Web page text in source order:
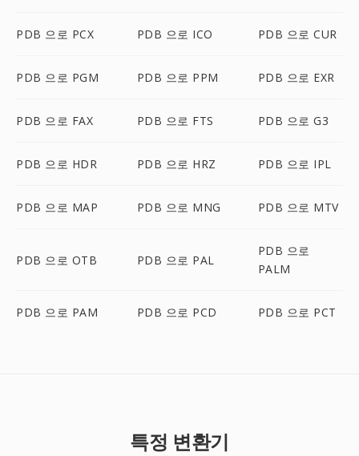
PDB 으로 PCX PDB 으로 ICO PDB 으로 CUR
PDB 으로 PGM PDB 으로 PPM PDB 으로 EXR
PDB 으로 FAX PDB 으로 FTS PDB 으로 G3
PDB 으로 HDR PDB 으로 HRZ PDB 으로 IPL
PDB 으로 MAP PDB 으로 MNG PDB 으로 MTV
PDB 으로 OTB PDB 으로 PAL
PDB 으로
PALM
PDB 으로 PAM PDB 으로 PCD PDB 으로 PCT
특정 변환기